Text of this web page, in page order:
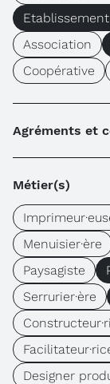
Association
Coopérative
Agréments et
Métier(s)
Menuisier·ère
Paysagiste
Serrurier·ère
Designer